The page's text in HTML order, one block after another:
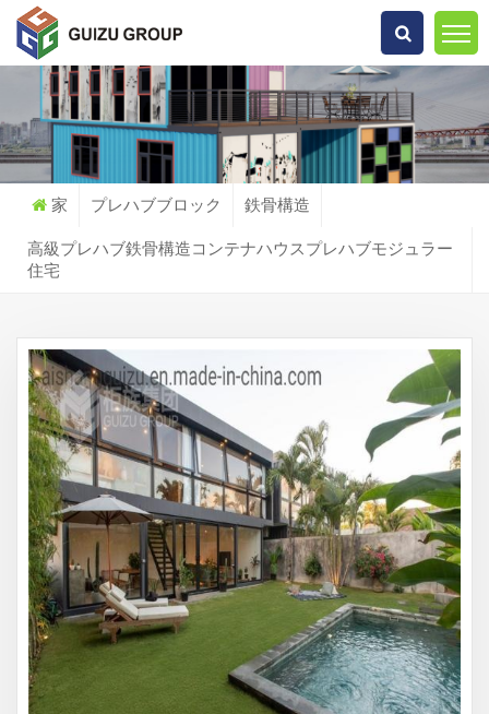
何を探していますか?
家 プレハブブロック 鉄骨構造
高級プレハブ鉄骨構造コンテナハウスプレハブモジュラー
住宅